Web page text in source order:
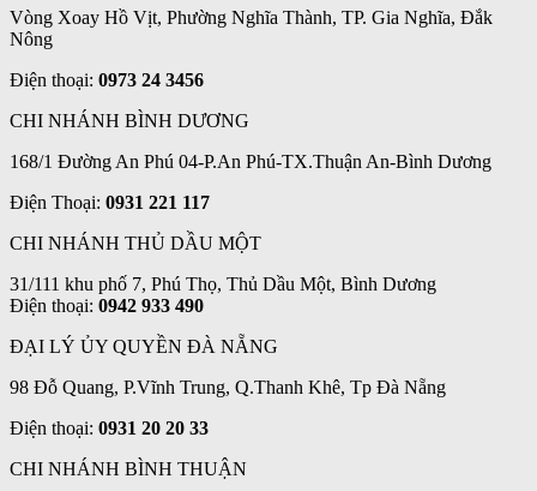
Vòng Xoay Hồ Vịt, Phường Nghĩa Thành, TP. Gia Nghĩa, Đắk
Nông
Điện thoại: 0973 24 3456
CHI NHÁNH BÌNH DƯƠNG
168/1 Đường An Phú 04-P.An Phú-TX.Thuận An-Bình Dương
Điện Thoại: 0931 221 117
CHI NHÁNH THỦ DẦU MỘT
31/111 khu phố 7, Phú Thọ, Thủ Dầu Một, Bình Dương
Điện thoại: 0942 933 490
ĐẠI LÝ ỦY QUYỀN ĐÀ NẴNG
98 Đỗ Quang, P.Vĩnh Trung, Q.Thanh Khê, Tp Đà Nẵng
Điện thoại: 0931 20 20 33
CHI NHÁNH BÌNH THUẬN